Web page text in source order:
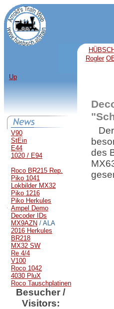
Rogler
Up
V90
StEin
E44
1020 / E94
Roco BR215 Rep.
Piko 1041
Lokbilder MX32
Piko 1216
Piko Herkules
Ampel Demo
Decoder IDs
MX9AZN / ALA
2016 Herkules
BR218
MX32 SW
Re 4/4
V100
Roco 1042
4030 PluX
Roco Tauschplatinen
Besucher /
Visitors:
des